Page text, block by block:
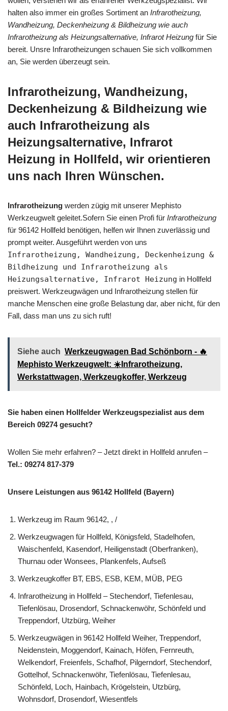
halten also immer ein großes Sortiment an Infrarotheizung,
Wandheizung, Deckenheizung & Bildheizung wie auch
Infrarotheizung als Heizungsalternative, Infrarot Heizung für Sie
bereit. Unsre Infrarotheizungen schauen Sie sich vollkommen
an, Sie werden überzeugt sein.
Infrarotheizung, Wandheizung,
Deckenheizung & Bildheizung wie
auch Infrarotheizung als
Heizungsalternative, Infrarot
Heizung in Hollfeld, wir orientieren
uns nach Ihren Wünschen.
Infrarotheizung werden zügig mit unserer Mephisto
Werkzeugwelt geleitet.Sofern Sie einen Profi für Infrarotheizung
für 96142 Hollfeld benötigen, helfen wir Ihnen zuverlässig und
prompt weiter. Ausgeführt werden von uns
Infrarotheizung, Wandheizung, Deckenheizung &
Bildheizung und Infrarotheizung als
Heizungsalternative, Infrarot Heizung in Hollfeld
preiswert. Werkzeugwägen und Infrarotheizung stellen für
manche Menschen eine große Belastung dar, aber nicht, für den
Fall, dass man uns zu sich ruft!
Siehe auch Werkzeugwagen Bad Schönborn - 🔥
Mephisto Werkzeugwelt: ☀️Infrarotheizung,
Werkstattwagen, Werkzeugkoffer, Werkzeug
Sie haben einen Hollfelder Werkzeugspezialist aus dem
Bereich 09274 gesucht?
Wollen Sie mehr erfahren? – Jetzt direkt in Hollfeld anrufen –
Tel.: 09274 817-379
Unsere Leistungen aus 96142 Hollfeld (Bayern)
Werkzeug im Raum 96142, , /
Werkzeugwagen für Hollfeld, Königsfeld, Stadelhofen,
Waischenfeld, Kasendorf, Heiligenstadt (Oberfranken),
Thurnau oder Wonsees, Plankenfels, Aufseß
Werkzeugkoffer BT, EBS, ESB, KEM, MÜB, PEG
Infrarotheizung in Hollfeld – Stechendorf, Tiefenlesau,
Tiefenlösau, Drosendorf, Schnackenwöhr, Schönfeld und
Treppendorf, Utzbürg, Weiher
Werkzeugwägen in 96142 Hollfeld Weiher, Treppendorf,
Neidenstein, Moggendorf, Kainach, Höfen, Fernreuth,
Welkendorf, Freienfels, Schafhof, Pilgerndorf, Stechendorf,
Gottelhof, Schnackenwöhr, Tiefenlösau, Tiefenlesau,
Schönfeld, Loch, Hainbach, Krögelstein, Utzbürg,
Wohnsdorf, Drosendorf, Wiesentfels